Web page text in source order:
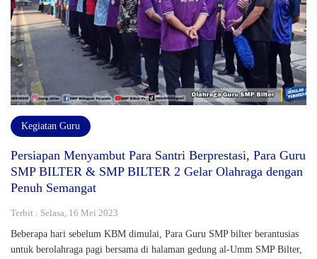
Kegiatan Guru
Persiapan Menyambut Para Santri Berprestasi, Para Guru
SMP BILTER & SMP BILTER 2 Gelar Olahraga dengan
Penuh Semangat
Terbit : Selasa, 16 Mei 2023
Beberapa hari sebelum KBM dimulai, Para Guru SMP bilter berantusias
untuk berolahraga pagi bersama di halaman gedung al-Umm SMP Bilter,